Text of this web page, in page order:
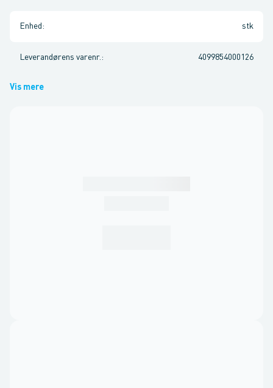
Enhed : stk
Leverandørens varenr. : 4099854000126
Vis mere